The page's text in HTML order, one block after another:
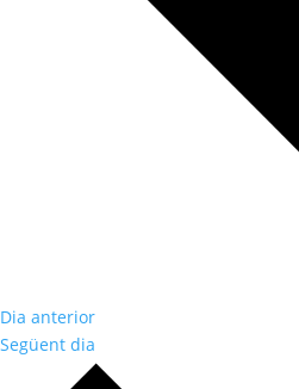
Dia anterior
Següent dia